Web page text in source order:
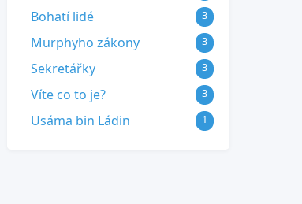
Bohatí lidé 3
Murphyho zákony 3
Sekretářky 3
Víte co to je? 3
Usáma bin Ládin 1